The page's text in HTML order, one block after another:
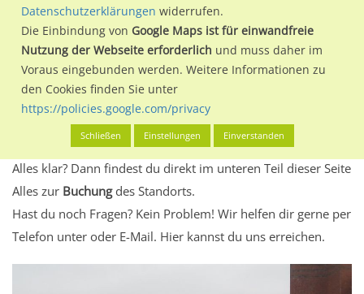
Hansestadt.
Wir erheben für jede unserer Werbeflächen individuelle und
aktuelleStandortinformationenund Leistungswerte. Damit
kannst du dich schon vor der Buchung im Detail über den
Standort, seine Reichweite und Werbewirkung sowie
eventuelle Beschränkungen in den zugelassenen
Werbeinhalten informieren.
Alles klar? Dann findest du direkt im unteren Teil dieser Seite
Alles zur Buchungdes Standorts.
Hast du noch Fragen? Kein Problem! Wir helfen dir gerne per
Telefon unter oder E-Mail. Hier kannst du uns erreichen.
Datenschutzerklärungen widerrufen.
Die Einbindung von Google Maps ist für einwandfreie
Nutzung der Webseite erforderlich und muss daher im
Voraus eingebunden werden. Weitere Informationen zu
den Cookies finden Sie unter
https://policies.google.com/privacy
Schließen Einstellungen Einverstanden